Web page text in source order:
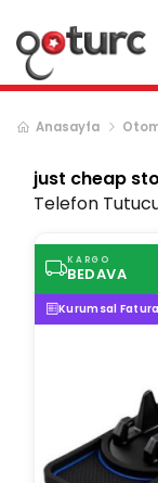
Anasayfa
just cheap
Telefon
KARGO
BEDAVA
Kurumsal Fatura